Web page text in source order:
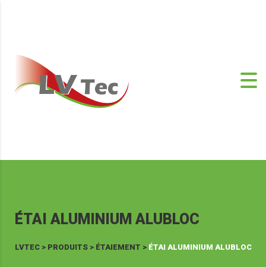
ÉTAI ALUMINIUM ALUBLOC
LVTEC> PRODUITS> ÉTAIEMENT > ÉTAI ALUMINIUM ALUBLOC